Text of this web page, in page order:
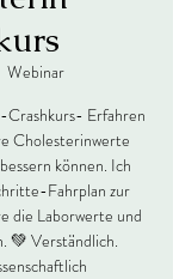
Webinar
Crashkurs- Erfahren
Cholesterinwerte
können. Ich
Fahrplan zur
die Laborwerte und
💚 Verständlich.